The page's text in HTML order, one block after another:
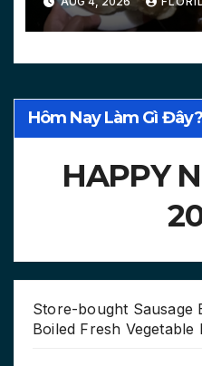
[PICTURES,
Hôm Nay Làm Gì Đây?
HAPPY
Store-bought Sausage
Boiled Fresh Vegetable